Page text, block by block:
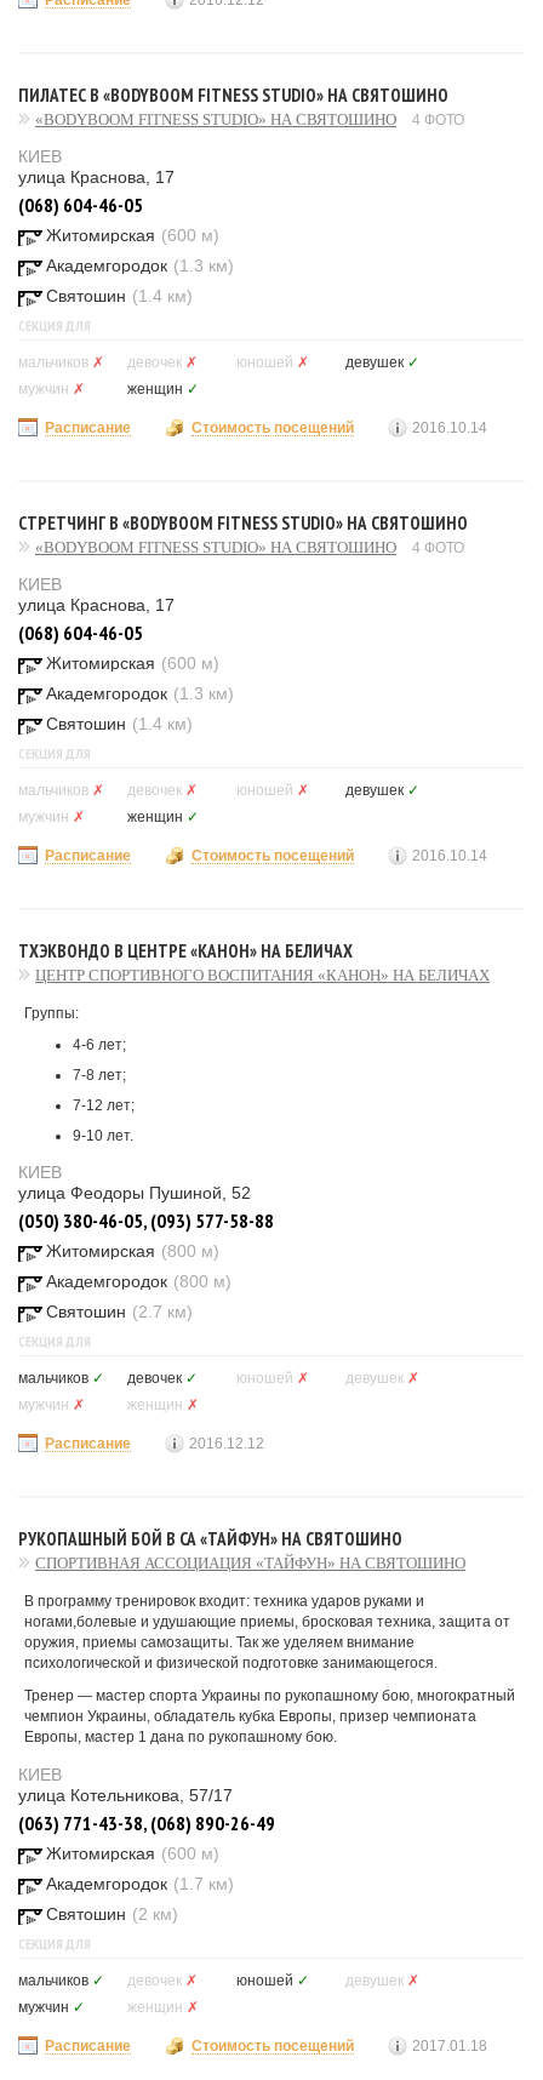
ПИЛАТЕС В «BODYBOOM FITNESS STUDIO» НА СВЯТОШИНО
«BODYBOOM FITNESS STUDIO» НА СВЯТОШИНО 4 ФОТО
КИЕВ
улица Краснова, 17
(068) 604-46-05
Житомирская (600 м)
Академгородок (1.3 км)
Святошин (1.4 км)
СЕКЦИЯ ДЛЯ
мальчиков ✗ девочек ✗ юношей ✗ девушек ✓
мужчин ✗ женщин ✓
Расписание Стоимость посещений 2016.10.14
СТРЕТЧИНГ В «BODYBOOM FITNESS STUDIO» НА СВЯТОШИНО
«BODYBOOM FITNESS STUDIO» НА СВЯТОШИНО 4 ФОТО
КИЕВ
улица Краснова, 17
(068) 604-46-05
Житомирская (600 м)
Академгородок (1.3 км)
Святошин (1.4 км)
СЕКЦИЯ ДЛЯ
мальчиков ✗ девочек ✗ юношей ✗ девушек ✓
мужчин ✗ женщин ✓
Расписание Стоимость посещений 2016.10.14
ТХЭКВОНДО В ЦЕНТРЕ «КАНОН» НА БЕЛИЧАХ
ЦЕНТР СПОРТИВНОГО ВОСПИТАНИЯ «КАНОН» НА БЕЛИЧАХ
Группы:
4-6 лет;
7-8 лет;
7-12 лет;
9-10 лет.
КИЕВ
улица Феодоры Пушиной, 52
(050) 380-46-05, (093) 577-58-88
Житомирская (800 м)
Академгородок (800 м)
Святошин (2.7 км)
СЕКЦИЯ ДЛЯ
мальчиков ✓ девочек ✓ юношей ✗ девушек ✗
мужчин ✗ женщин ✗
Расписание 2016.12.12
РУКОПАШНЫЙ БОЙ В СА «ТАЙФУН» НА СВЯТОШИНО
СПОРТИВНАЯ АССОЦИАЦИЯ «ТАЙФУН» НА СВЯТОШИНО
В программу тренировок входит: техника ударов руками и
ногами,болевые и удушающие приемы, бросковая техника, защита от
оружия, приемы самозащиты. Так же уделяем внимание
психологической и физической подготовке занимающегося.
Тренер — мастер спорта Украины по рукопашному бою, многократный
чемпион Украины, обладатель кубка Европы, призер чемпионата
Европы, мастер 1 дана по рукопашному бою.
КИЕВ
улица Котельникова, 57/17
(063) 771-43-38, (068) 890-26-49
Житомирская (600 м)
Академгородок (1.7 км)
Святошин (2 км)
СЕКЦИЯ ДЛЯ
мальчиков ✓ девочек ✗ юношей ✓ девушек ✗
мужчин ✓ женщин ✗
Расписание Стоимость посещений 2017.01.18